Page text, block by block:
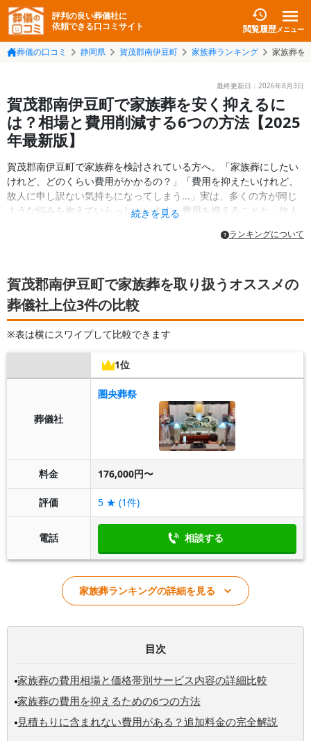
評判の良い葬儀社に
依頼できる口コミサイト
閲覧履歴メニュー
葬儀の口コミ 静岡県 賀茂郡南伊豆町 家族葬ランキング 家族葬を
最終更新日： 2026年8月3日
賀茂郡南伊豆町で家族葬を安く抑えるに
は？相場と費用削減する6つの方法【2025
年最新版】
賀茂郡南伊豆町で家族葬を検討されている方へ。「家族葬にしたい
けれど、どのくらい費用がかかるの？」「費用を抑えたいけれど、
故人に申し訳ない気持ちになってしまう...」実は、多くの方が同じ
ような悩みを抱えていらっしゃいます。費用を抑えることと、故人
記事では、賀茂郡南伊豆町の家族葬の実際の費用相場から、家族葬
続きを見る
ランキングについて
賀茂郡南伊豆町で家族葬を取り扱うオススメの
葬儀社上位3件の比較
※表は横にスワイプして比較できます
1位
葬儀社
圏央葬祭
料金 176,000円〜
評価 5 ★ (1件)
電話 相談する
家族葬ランキングの詳細を見る
目次
家族葬の費用相場と価格帯別サービス内容の詳細比較
家族葬の費用を抑えるための6つの方法
見積もりに含まれない費用がある？追加料金の完全解説